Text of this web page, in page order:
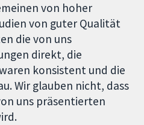
von hoher
von guter Qualität
die von uns
direkt, die
konsistent und die
Wir glauben nicht, dass
uns präsentierten